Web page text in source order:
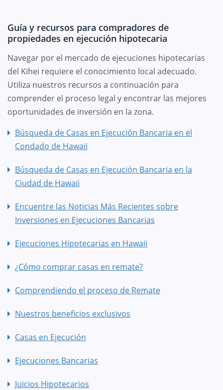
Guía y recursos para compradores de
propiedades en ejecución hipotecaria
Navegar por el mercado de ejecuciones hipotecarias
del Kihei requiere el conocimiento local adecuado.
Utiliza nuestros recursos a continuación para
comprender el proceso legal y encontrar las mejores
oportunidades de inversión en la zona.
Búsqueda de Casas en Ejecución Bancaria en el
Condado de Hawaii
Búsqueda de Casas en Ejecución Bancaria en la
Ciudad de Hawaii
Encuentre las Noticias Más Recientes sobre
Inversiones en Ejecuciones Bancarias
Ejecuciones Hipotecarias en Hawaii
¿Cómo comprar casas en remate?
Comprendiendo el proceso de Remate
Nuestros beneficios exclusivos
Casas en Ejecución
Ejecuciones Bancarias
Juicios Hipotecarios